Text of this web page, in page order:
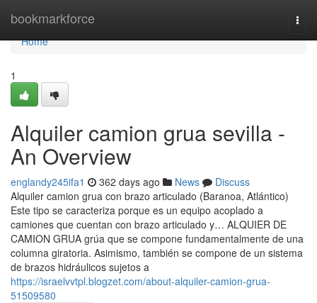
bookmarkforce
Home
Home
1
Alquiler camion grua sevilla -
An Overview
englandy245ifa1 362 days ago News
Discuss
Alquiler camion grua con brazo articulado (Baranoa, Atlántico)
Este tipo se caracteriza porque es un equipo acoplado a
camiones que cuentan con brazo articulado y… ALQUIER DE
CAMION GRUA grúa que se compone fundamentalmente de una
columna giratoria. Asimismo, también se compone de un sistema
de brazos hidráulicos sujetos a
https://israelvvtpl.blogzet.com/about-alquiler-camion-grua-
51509580